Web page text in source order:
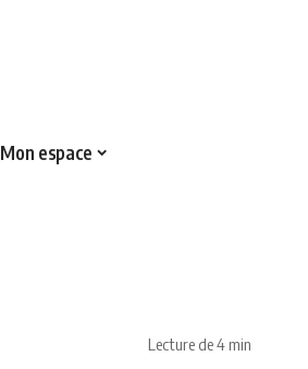
Mon espace
Lecture de 4 min